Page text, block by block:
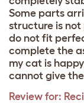
Some parts
structure is
do not fit
complete the
my cat is
cannot give
Review for: